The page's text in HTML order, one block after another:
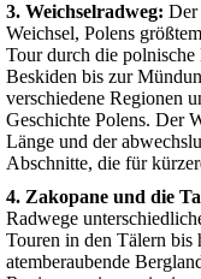
3. Weichselradweg: Der
Weichsel, Polens
Tour durch die
Beskiden bis zur
verschiedene Regionen
Geschichte Polens. Der
Länge und der
Abschnitte, die für
4. Zakopane und die
Radwege
Touren in den Tälern bis
atemberaubende